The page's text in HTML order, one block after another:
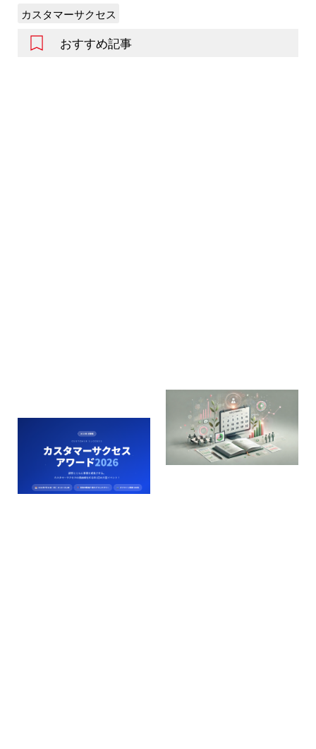
カスタマーサクセス
おすすめ記事